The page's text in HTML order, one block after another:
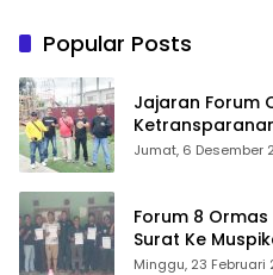
Popular Posts
Jajaran Forum
Damkar Di
Jumat, 6 Desember
Forum 8
Surat Ke
Matel di Cisoka
Minggu, 23 Februari